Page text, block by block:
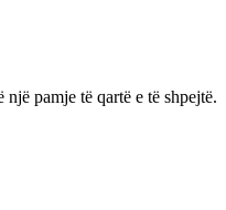
pamje të qartë e të shpejtë.